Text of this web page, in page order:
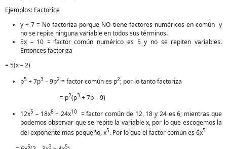
Ejemplos: Factorice
y + 7 = No factoriza porque NO tiene factores numéricos en común y
no se repite ninguna variable en todos sus términos.
5x – 10 = factor común numérico es 5 y no se repiten variables.
Entonces factoriza
= 5(x – 2)
p5 + 7p3 – 9p2 = factor común es p2; por lo tanto factoriza
= p2(p3 + 7p – 9)
12x5 – 18x8+ 24x10 = factor común de 12, 18 y 24 es 6; mientras que
podemos observar que se repite la variable x, por lo que escogemos la
del exponente mas pequeño, x5. Por lo que el factor común es 6x5
5 3 5